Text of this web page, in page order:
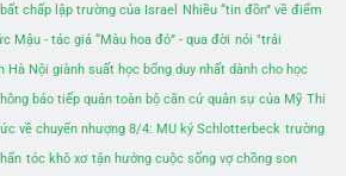
chấp lập trường của Israel
Nhiều “tin đồn” về điểm
Mậu - tác giả “Màu hoa đỏ” - qua đời nói "trải
Hà Nội giành suất học bổng duy nhất dành cho học
báo tiếp quản toàn bộ căn cứ quân sự của Mỹ Thi
về chuyển nhượng 8/4: MU ký Schlotterbeck trường
tóc khô xơ tận hưởng cuộc sống vợ chồng son